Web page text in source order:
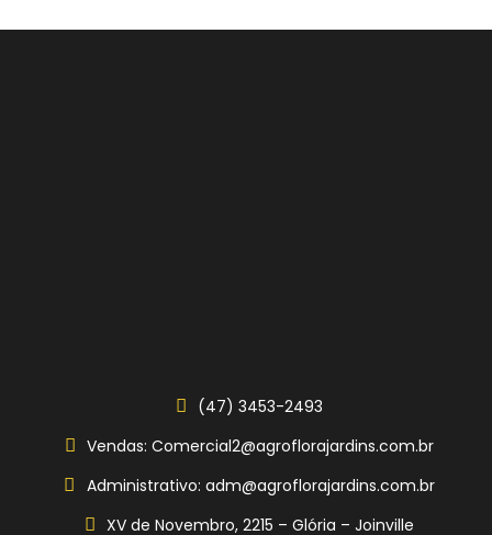
(47) 3453-2493
Vendas: Comercial2@agroflorajardins.com.br
Administrativo: adm@agroflorajardins.com.br
XV de Novembro, 2215 – Glória – Joinville